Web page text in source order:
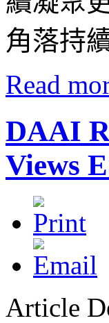
角落持
Read
DAAI
Views
Article